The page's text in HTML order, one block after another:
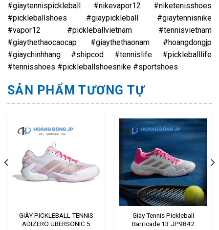
#giaytennispickleball #nikevapor12 #niketenisshoes
#pickleballshoes #giaypickleball #giaytennisnike
#vapor12 #pickleballvietnam #tennisvietnam
#giaythethaocaocap #giaythethaonam #hoangdongjp
#giaychinhhang #shipcod #tennislife #pickleballlife
#tennisshoes #pickleballshoesnike #sportshoes
SẢN PHẨM TƯƠNG TỰ
GIÀY PICKLEBALL TENNIS
ADIZERO UBERSONIC 5
Giày Tennis Pickleball
Barricade 13 JP9842